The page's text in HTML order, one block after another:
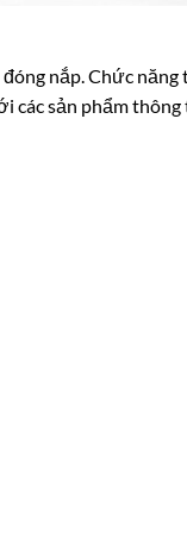
nắp. Chức năng
các sản phẩm